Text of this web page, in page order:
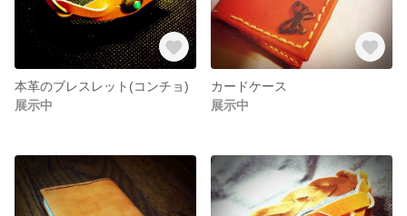
本革のブレスレット(コンチョ)
展示中
カードケース
展示中